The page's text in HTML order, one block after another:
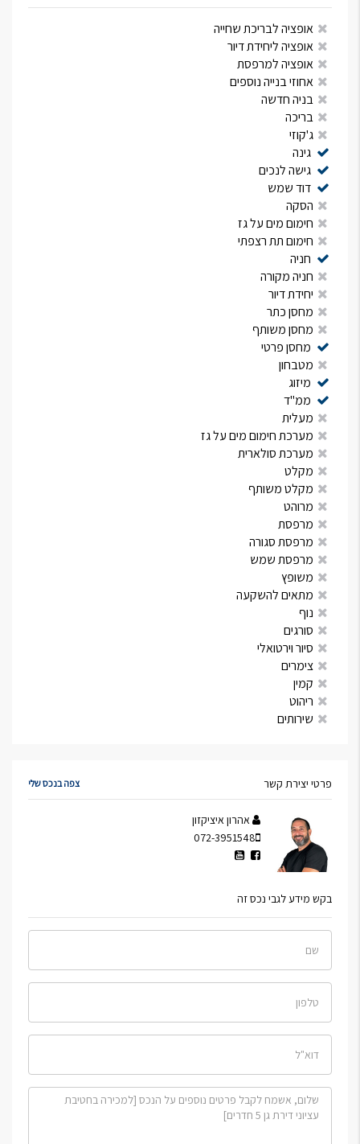
אופציה לבריכת שחייה
אופציה ליחידת דיור
אופציה למרפסת
אחוזי בנייה נוספים
בניה חדשה
בריכה
ג'קוזי
גינה
גישה לנכים
דוד שמש
הסקה
חימום מים על גז
חימום תת רצפתי
חניה
חניה מקורה
יחידת דיור
מחסן כתר
מחסן משותף
מחסן פרטי
מטבחון
מיזוג
ממ"ד
מעלית
מערכת חימום מים על גז
מערכת סולארית
מקלט
מקלט משותף
מרוהט
מרפסת
מרפסת סגורה
מרפסת שמש
משופץ
מתאים להשקעה
נוף
סורגים
סיור וירטואלי
צימרים
קמין
ריהוט
שירותים
פרטי יצירת קשר צפה בנכס שלי
אהרון איציקזון
072-3951548
בקש מידע לגבי נכס זה